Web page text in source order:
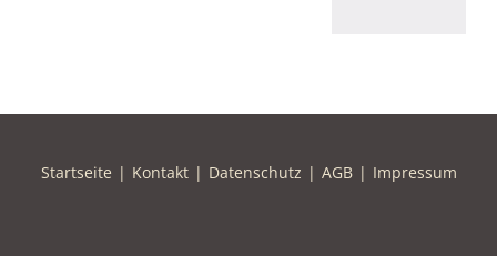
Startseite Kontakt Datenschutz AGB Impressum